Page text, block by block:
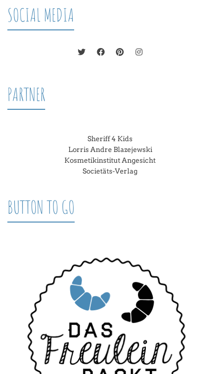
SOCIAL MEDIA
PARTNER
Sheriff 4 Kids
Lorris Andre Blazejewski
Kosmetikinstitut Angesicht
Societäts-Verlag
BUTTON TO GO